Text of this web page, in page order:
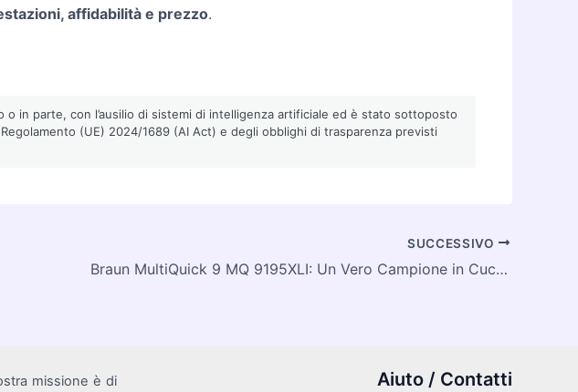
affidabilità e prezzo.
in parte, con l’ausilio di sistemi di intelligenza artificiale ed è stato sottoposto
(UE) 2024/1689 (AI Act) e degli obblighi di trasparenza previsti
SUCCESSIVO
Braun MultiQuick 9 MQ 9195XLI: Un Vero Campione in Cucina
missione è di
Aiuto / Contatti